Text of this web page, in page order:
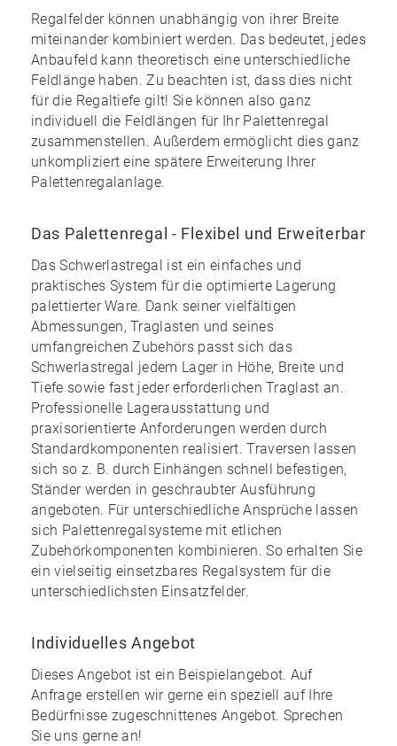
Regalfelder können unabhängig von ihrer Breite
miteinander kombiniert werden. Das bedeutet, jedes
Anbaufeld kann theoretisch eine unterschiedliche
Feldlänge haben. Zu beachten ist, dass dies nicht
für die Regaltiefe gilt! Sie können also ganz
individuell die Feldlängen für Ihr Palettenregal
zusammenstellen. Außerdem ermöglicht dies ganz
unkompliziert eine spätere Erweiterung Ihrer
Palettenregalanlage.
Das Palettenregal - Flexibel und Erweiterbar
Das Schwerlastregal ist ein einfaches und
praktisches System für die optimierte Lagerung
palettierter Ware. Dank seiner vielfältigen
Abmessungen, Traglasten und seines
umfangreichen Zubehörs passt sich das
Schwerlastregal jedem Lager in Höhe, Breite und
Tiefe sowie fast jeder erforderlichen Traglast an.
Professionelle Lagerausstattung und
praxisorientierte Anforderungen werden durch
Standardkomponenten realisiert. Traversen lassen
sich so z. B. durch Einhängen schnell befestigen,
Ständer werden in geschraubter Ausführung
angeboten. Für unterschiedliche Ansprüche lassen
sich Palettenregalsysteme mit etlichen
Zubehörkomponenten kombinieren. So erhalten Sie
einvielseitig einsetzbares Regalsystem für die
unterschiedlichsten Einsatzfelder.
Individuelles Angebot
Dieses Angebot ist ein Beispielangebot. Auf
Anfrage erstellen wir gerne ein speziell auf Ihre
Bedürfnisse zugeschnittenes Angebot. Sprechen
Sie uns gerne an!